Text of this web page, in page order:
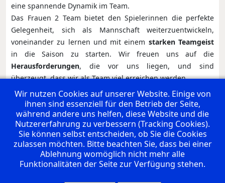
eine spannende Dynamik im Team.
Das Frauen 2 Team bietet den Spielerinnen die perfekte
Gelegenheit, sich als Mannschaft weiterzuentwickeln,
voneinander zu lernen und mit einem starken Teamgeist
in die Saison zu starten. Wir freuen uns auf die
Herausforderungen, die vor uns liegen, und sind
überzeugt, dass wir als Team viel erreichen werden.
Wir sind das Frauen 2 Team – und freuen uns, gemeinsam
mit euch durchzustarten!
Euer Team der SG AmmerGäu
Rating:
Wir nutzen Cookies auf unserer Website. Einige von
ihnen sind essenziell für den Betrieb der Seite,
während andere uns helfen, diese Website und die
Nutzererfahrung zu verbessern (Tracking Cookies).
Sie können selbst entscheiden, ob Sie die Cookies
zulassen möchten. Bitte beachten Sie, dass bei einer
Ablehnung womöglich nicht mehr alle
Funktionalitäten der Seite zur Verfügung stehen.